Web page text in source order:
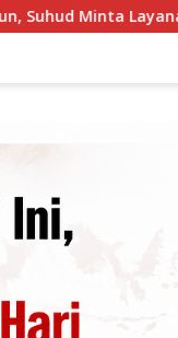
Layanan Publik